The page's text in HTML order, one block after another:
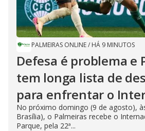
PALMEIRAS ONLINE/ HÁ 9 MINUTOS
Defesa é problema e
tem longa lista de
para enfrentar o
No próximo domingo (9 de agosto),
Brasília), o Palmeiras recebe o
Parque, pela 22ª...